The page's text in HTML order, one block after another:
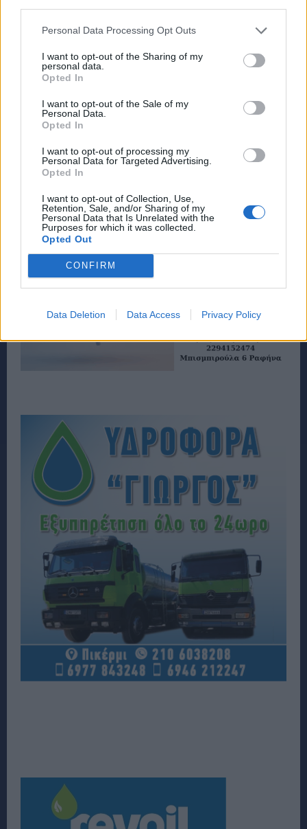
Personal Data Processing Opt Outs
I want to opt-out of the Sharing of my
personal data.
Opted In
I want to opt-out of the Sale of my
Personal Data.
Opted In
I want to opt-out of processing my
Personal Data for Targeted Advertising.
Opted In
I want to opt-out of Collection, Use,
Retention, Sale, and/or Sharing of my
Personal Data that Is Unrelated with the
Purposes for which it was collected.
Opted Out
CONFIRM
Data Deletion Data Access Privacy Policy